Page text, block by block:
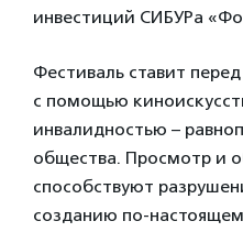
инвестиций СИБУРа
Фестиваль ставит
с помощью
инвалидностью –
общества. Просмотр и
способствуют
созданию по-